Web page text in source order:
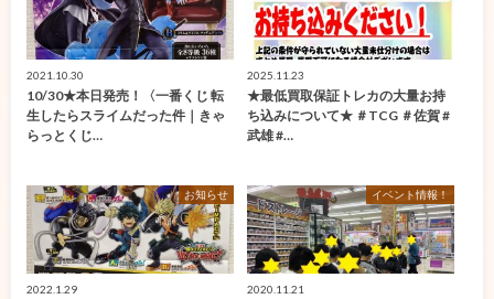
2021.10.30
10/30★本日発売！〈一番くじ 転
生したらスライムだった件｜きゃ
らっとくじ…
2025.11.23
★最低買取保証トレカの大量お持
ち込みについて★ ＃TCG ＃佐賀 #
武雄 #…
お知らせ
2022.1.29
イベント情報！
2020.11.21